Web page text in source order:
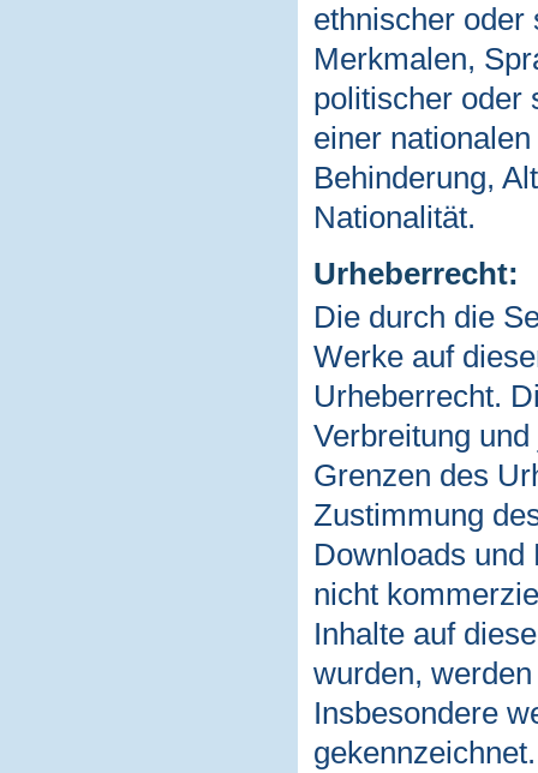
ethnischer oder
Merkmalen,
politischer oder
einer
Behinderung,
Nationalität.
Urheberrecht:
Die durch die
Werke auf
Urheberrecht.
Verbreitung
Grenzen des
Zustimmung
Downloads und
nicht
Inhalte auf
wurden,
Insbesondere